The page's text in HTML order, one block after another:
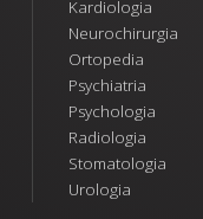
Kardiologia
Neurochirurgia
Ortopedia
Psychiatria
Psychologia
Radiologia
Stomatologia
Urologia